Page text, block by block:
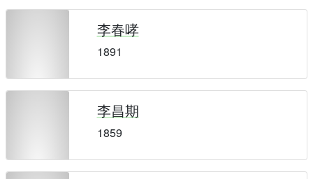
李春哮
1891
李昌期
1859